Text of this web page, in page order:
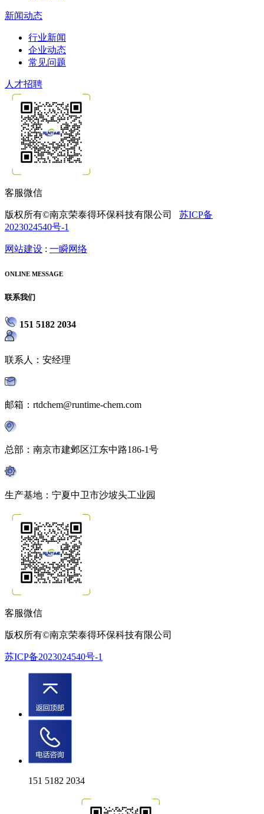
新闻动态
行业新闻
企业动态
常见问题
人才招聘
客服微信
版权所有©南京荣泰得环保科技有限公司 苏ICP备
2023024540号-1
网站建设 : 一瞬网络
ONLINE MESSAGE
联系我们
151 5182 2034
联系人：安经理
邮箱：rtdchem@runtime-chem.com
总部：南京市建邺区江东中路186-1号
生产基地：宁夏中卫市沙坡头工业园
客服微信
版权所有©南京荣泰得环保科技有限公司
苏ICP备2023024540号-1
151 5182 2034